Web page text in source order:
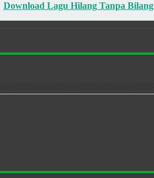
Download Lagu Hilang Tanpa Bilang